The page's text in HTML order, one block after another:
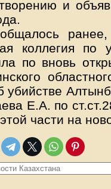
и
коллегия по
по вновь
убийстве
Е.А. по
части на